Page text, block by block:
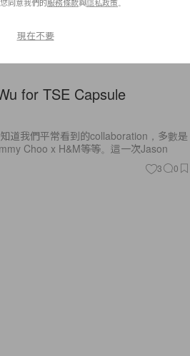
for TSE Capsule
道我們平常看到的collaboration，多數是
Choo x H&M等等。這一次Jason
3 0
現在不要